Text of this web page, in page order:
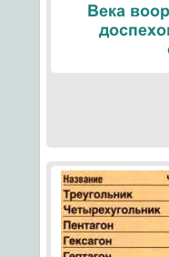
Века